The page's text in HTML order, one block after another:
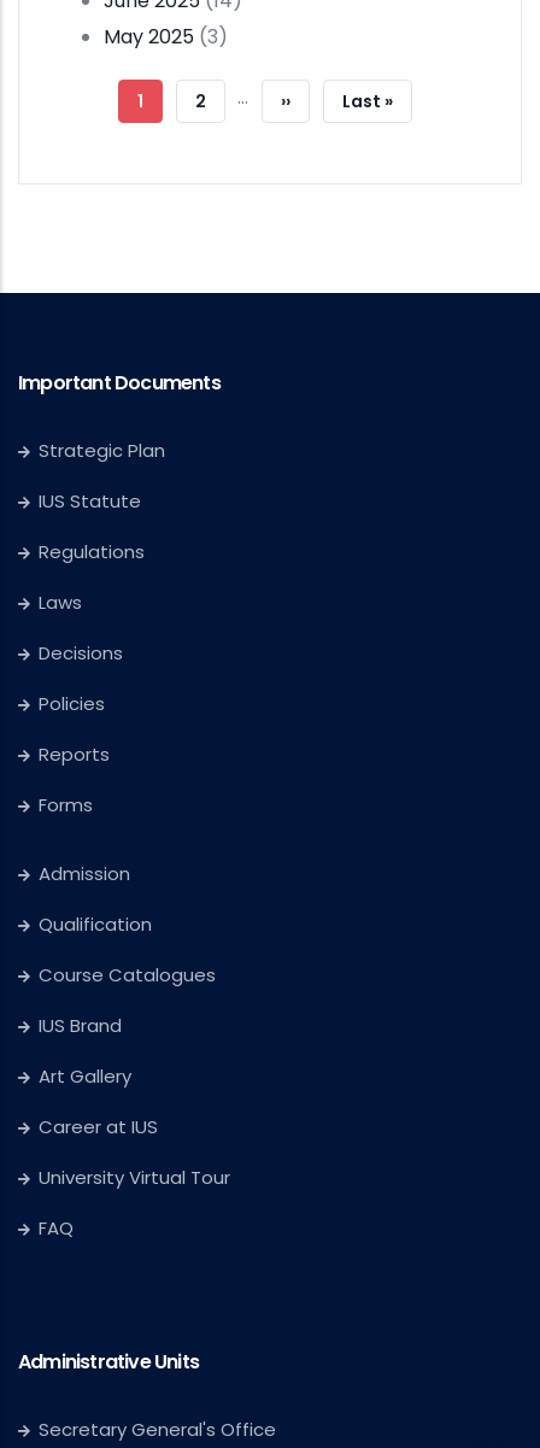
May 2025 (3)
Pagination
Current
1 Page
2 …
Next
››
Last
Last »
Important Documents
Strategic Plan
IUS Statute
Regulations
Laws
Decisions
Policies
Reports
Forms
Admission
Qualification
Course Catalogues
IUS Brand
Art Gallery
Career at IUS
University Virtual Tour
FAQ
Administrative Units
Secretary General's Office